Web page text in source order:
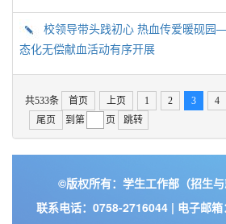
校领导带头践初心 热血传爱暖砚
态化无偿献血活动有序开展
共533条 首页 上页 1 2 3 4
尾页
到第 页 跳转
©版权所有：学生工作部（招生与
联系电话：0758-2716044 | 电子邮